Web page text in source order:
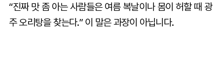
“진짜 맛 좀 아는 사람들은 여름 복날이나 몸이 허할 때 광
주 오리탕을 찾는다.” 이 말은 과장이 아닙니다.